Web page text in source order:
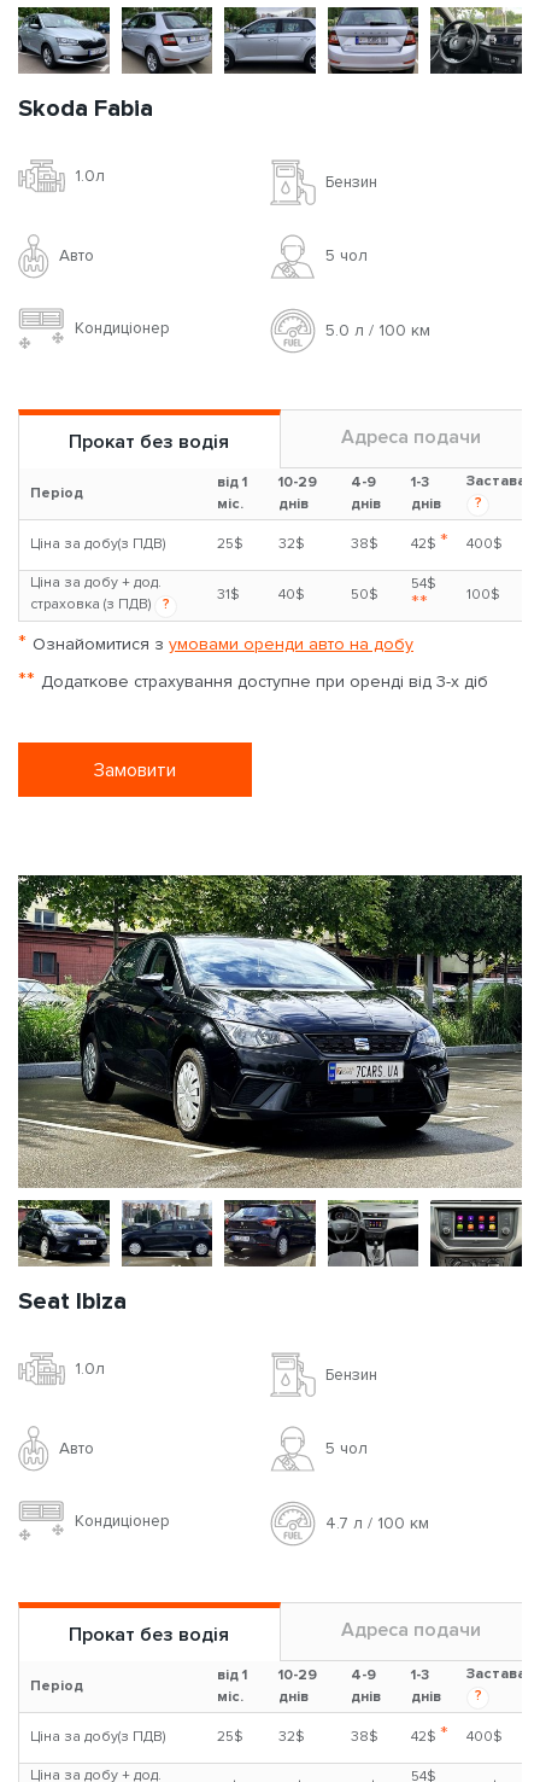
Skoda Fabia
1.0л Бензин
Авто 5 чoл
Кондиціонер 5.0 л / 100 км
Прокат без водія Адреса подачи
Період
від 1
міс.
10-29
днів
4-9
днів
1-3
днів
Застава
?
Ціна за добу(з ПДВ) 25$ 32$ 38$ 42$ * 400$
Ціна за добу + дод.
страховка (з ПДВ)
?
31$ 40$ 50$
54$
** 100$
* Ознайомитися з умовами оренди авто на добу
** Додаткове страхування доступне при оренді від 3-х діб
Замовити
Seat Ibiza
1.0л Бензин
Авто 5 чoл
Кондиціонер 4.7 л / 100 км
Прокат без водія Адреса подачи
Період
від 1
міс.
10-29
днів
4-9
днів
1-3
днів
Застава
?
Ціна за добу(з ПДВ) 25$ 32$ 38$ 42$ * 400$
Ціна за добу + дод. 54$